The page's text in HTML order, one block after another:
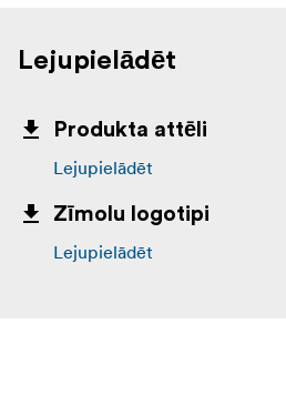
Lejupielādēt
Produkta attēli
Lejupielādēt
Zīmolu logotipi
Lejupielādēt